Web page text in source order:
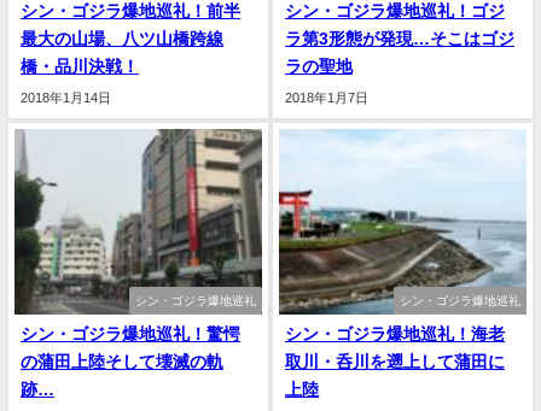
シン・ゴジラ爆地巡礼！前半
最大の山場、八ツ山橋跨線
橋・品川決戦！
2018年1月14日
シン・ゴジラ爆地巡礼！ゴジ
ラ第3形態が発現…そこはゴジ
ラの聖地
2018年1月7日
シン・ゴジラ爆地巡礼
シン・ゴジラ爆地巡礼！驚愕
の蒲田上陸そして壊滅の軌
跡…
シン・ゴジラ爆地巡礼
シン・ゴジラ爆地巡礼！海老
取川・呑川を遡上して蒲田に
上陸